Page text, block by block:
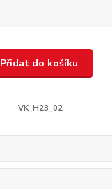
Přidat do košíku
VK_H23_02